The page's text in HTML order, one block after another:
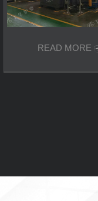
READ MORE